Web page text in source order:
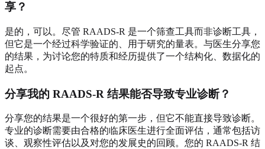
享？
是的，可以。尽管 RAADS-R 是一个筛查工具而非诊断工具，
但它是一个经过科学验证的、用于研究的量表。与医生分享您
的结果，为讨论您的特质和经历提供了一个结构化、数据化的
起点。
分享我的 RAADS-R 结果能否导致专业诊断？
分享您的结果是一个很好的第一步，但它不能直接导致诊断。
专业的诊断需要由合格的临床医生进行全面评估，通常包括访
谈、观察性评估以及对您的发展史的回顾。您的 RAADS-R 结